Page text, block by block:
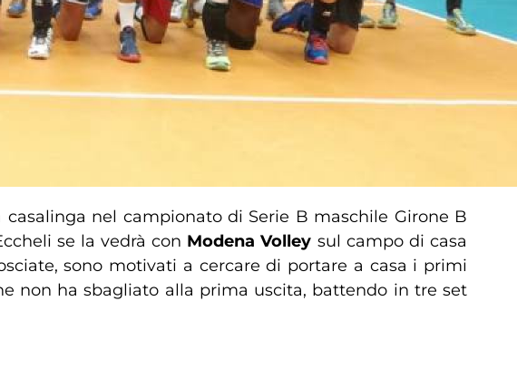
nel campionato di Serie B maschile Girone B
se la vedrà con Modena Volley sul campo di casa
sono motivati a cercare di portare a casa i primi
non ha sbagliato alla prima uscita, battendo in tre set